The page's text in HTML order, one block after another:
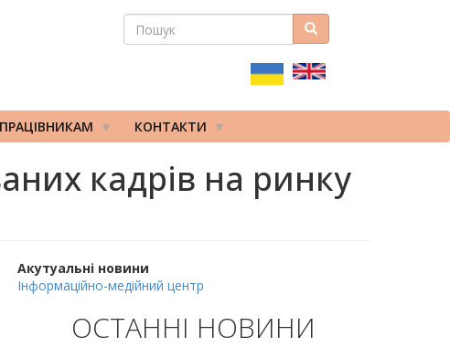
ПОШУКОВА
ПОШУК Пошук
ПРАЦІВНИКАМ КОНТАКТИ
кадрів на ринку
Акутуальні новини
Інформаційно-медійний центр
ОСТАННІ НОВИНИ